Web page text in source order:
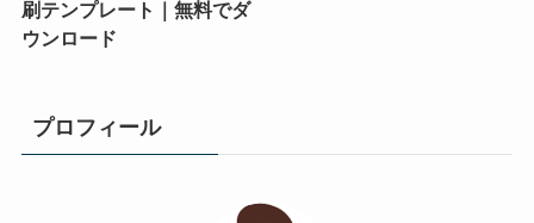
刷テンプレート｜無料でダ
ウンロード
プロフィール